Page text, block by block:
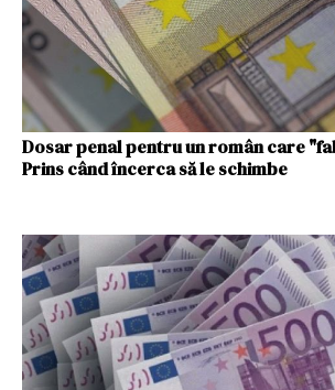
Dosar penal pentru un român care
Prins când încerca să le schimbe